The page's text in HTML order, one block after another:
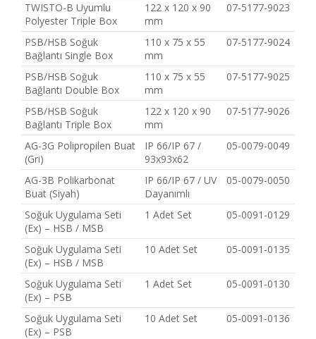
TWISTO-B Uyumlu
Polyester Triple Box
122 x 120 x 90
mm
07-5177-9023
PSB/HSB Soğuk
Bağlantı Single Box
110 x 75 x 55
mm
07-5177-9024
PSB/HSB Soğuk
Bağlantı Double Box
110 x 75 x 55
mm
07-5177-9025
PSB/HSB Soğuk
Bağlantı Triple Box
122 x 120 x 90
mm
07-5177-9026
AG-3G Polipropilen Buat
(Gri)
IP 66/IP 67 /
93x93x62
05-0079-0049
AG-3B Polikarbonat
Buat (Siyah)
IP 66/IP 67 / UV
Dayanımlı
05-0079-0050
Soğuk Uygulama Seti
(Ex) – HSB / MSB
1 Adet Set 05-0091-0129
Soğuk Uygulama Seti
(Ex) – HSB / MSB
10 Adet Set 05-0091-0135
Soğuk Uygulama Seti
(Ex) – PSB
1 Adet Set 05-0091-0130
Soğuk Uygulama Seti
(Ex) – PSB
10 Adet Set 05-0091-0136